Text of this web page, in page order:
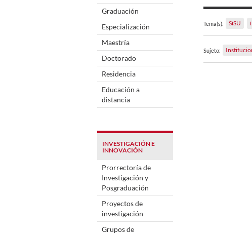
Graduación
Especialización
Maestría
Doctorado
Residencia
Educación a
distancia
INVESTIGACIÓN E
INNOVACIÓN
Prorrectoría de
Investigación y
Posgraduación
Proyectos de
investigación
Grupos de
Tema(s): SiSU
Sujeto: